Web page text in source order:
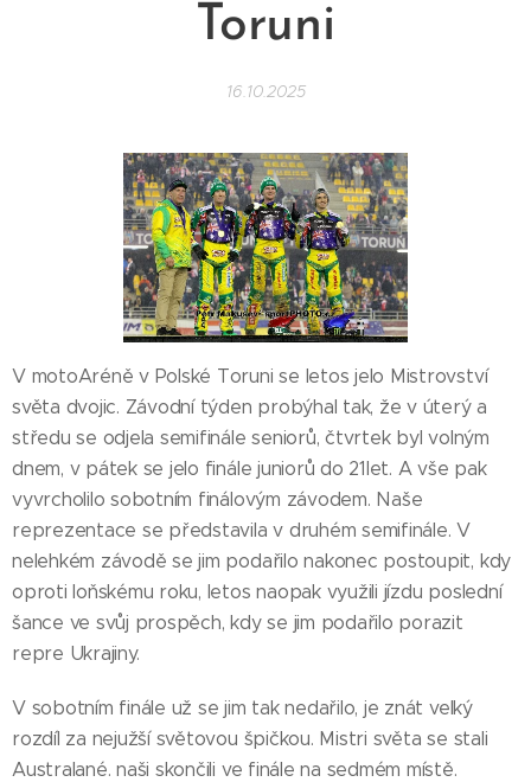
Toruni
16.10.2025
V motoAréně v Polské Toruni se letos jelo Mistrovství
světa dvojic. Závodní týden probýhal tak, že v úterý a
středu se odjela semifinále seniorů, čtvrtek byl volným
dnem, v pátek se jelo finále juniorů do 21let. A vše pak
vyvrcholilo sobotním finálovým závodem. Naše
reprezentace se představila v druhém semifinále. V
nelehkém závodě se jim podařilo nakonec postoupit, kdy
oproti loňskému roku, letos naopak využili jízdu poslední
šance ve svůj prospěch, kdy se jim podařilo porazit
repre Ukrajiny.
V sobotním finále už se jim tak nedařilo, je znát velký
rozdíl za nejužší světovou špičkou. Mistri světa se stali
Australané. naši skončili ve finále na sedmém místě.